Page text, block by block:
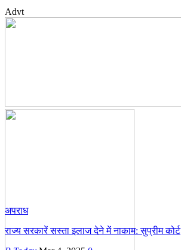
Advt
अपराध
राज्य सरकारें सस्ता इलाज देने में नाकाम: सुप्रीम कोर्ट